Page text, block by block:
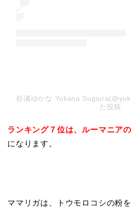
杉浦ゆかな Yukana
た投稿
ランキング７位は、ルーマニア
になります。
ママリガは、トウモロコシの粉